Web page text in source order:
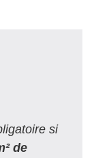
si
de